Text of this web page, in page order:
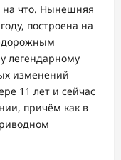
на что. Нынешняя
построена на
легендарному
изменений
11 лет и сейчас
причём как в